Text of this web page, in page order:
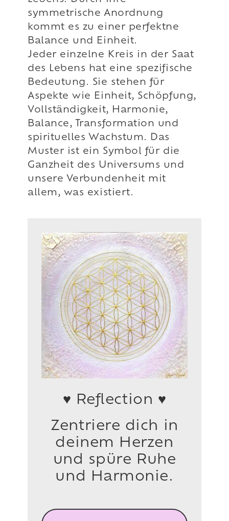
symmetrische Anordnung
kommt es zu einer perfektne
Balance und Einheit.
Jeder einzelne Kreis in der Saat
des Lebens hat eine spezifische
Bedeutung. Sie stehen für
Aspekte wie Einheit, Schöpfung,
Vollständigkeit, Harmonie,
Balance, Transformation und
spirituelles Wachstum. Das
Muster ist ein Symbol für die
Ganzheit des Universums und
unsere Verbundenheit mit
allem, was existiert.
♥ Reflection ♥
Zentriere dich in
deinem Herzen
und spüre Ruhe
und Harmonie.